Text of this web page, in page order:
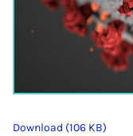
Download (106 KB)